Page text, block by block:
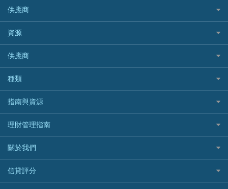
PrimeCredit 安信信貸
Promise 邦民日本財務
Rabbit Credit月兔信貸
Standard Chartered 渣打銀行
UA 亞洲聯合財務
WeLab Bank
WeLend 貸款
酒店信用卡
東亞銀行
SIM
Airwallex信用卡
危疾保險
年金資訊
樓宇火險
越南旅遊保險及資訊
澳洲旅遊保險及資訊
長者嘆世界
家庭親子遊
自駕遊比較
相機有得保
專為孕婦設計的最佳旅遊保險
最佳滑雪旅遊保險
最適合BB的旅遊保險
Allied World 世聯
Avo
中國銀行
Bolttech 保特
Blue Cross 藍十字
中國平安
HSBC滙豐銀行
MSIG 三井住友
Prudential 保誠
QBE 昆士蘭
Starr
Allianz安聯汽車保險
bolttech保障汽車保險
Zurich蘇黎世汽車保險
QBE昆士蘭汽車保險
平安汽車保險
富途證券
IB盈透證券
老虎證券
uSMART 盈立證券
華盛証券
長橋證券
WeBull微牛證券
漲樂全球通｜華泰國際
OSL
供應商
富途牛牛好唔好？
Webull微牛證券好唔好？
Longbridge長橋證券好唔好？
老虎證券好唔好？
華盛証券好唔好？
漲樂全球通好唔好？
IB盈透證券好唔好？
盈立證券 uSMART 好唔好？
Stashaway好唔好？
資源
股票戶口開戶
證券行邊間好？
港股5隻高息ETF精選
什麼是ETF？
香港30大高息股排行
黃金ETF懶人包
最值得注意的比特幣ETF
選股策略：五步調查攻略
供應商
銀行戶口比較
尊尚銀行戶口
Citi Plus
中信銀行inMotion
Airwallex銀行
種類
定期存款
港元定存
人民幣定存
美元定存
英鎊定存
澳元定存
指南與資源
理財資訊
識慳識賺
債務管理
投資理財
置業安居
理財管理指南
常用相關詞彙
MoneyHero電子報
所有合作銀行或機構
關於我們
服務承諾
網上支援
信貸評分